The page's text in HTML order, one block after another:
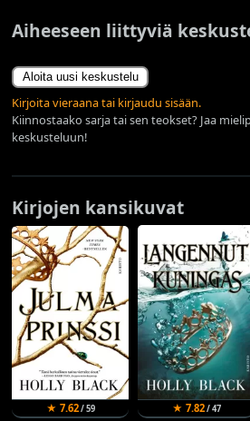
Aiheeseen liittyviä
Aloita uusi keskustelu
Kirjoita vieraana tai kirjaudu sisään.
Kiinnostaako sarja tai sen teokset? Jaa
keskusteluun!
Kirjojen kansikuvat
★ 7.62/ 59 ★ 7.82/ 47